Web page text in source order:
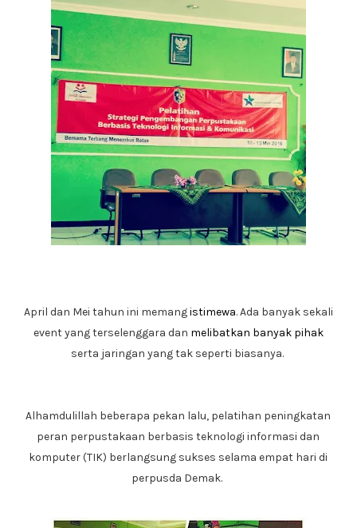
April dan Mei tahun ini memangistimewa. Ada banyak sekali
event yang terselenggara dan melibatkan banyak pihak
serta jaringan yang tak seperti biasanya.
Alhamdulillah beberapa pekan lalu, pelatihan peningkatan
peran perpustakaan berbasis teknologi informasi dan
komputer (TIK) berlangsung sukses selama empat hari di
perpusda Demak.